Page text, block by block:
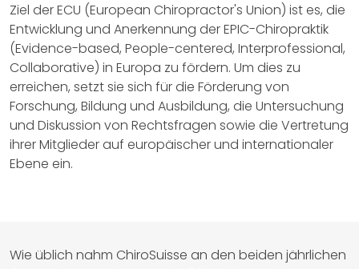
Ziel der ECU (European Chiropractor's Union) ist es, die
Entwicklung und Anerkennung der EPIC-Chiropraktik
(Evidence-based, People-centered, Interprofessional,
Collaborative) in Europa zu fördern. Um dies zu
erreichen, setzt sie sich für die Förderung von
Forschung, Bildung und Ausbildung, die Untersuchung
und Diskussion von Rechtsfragen sowie die Vertretung
ihrer Mitglieder auf europäischer und internationaler
Ebene ein.
Wie üblich nahm ChiroSuisse an den beiden jährlichen